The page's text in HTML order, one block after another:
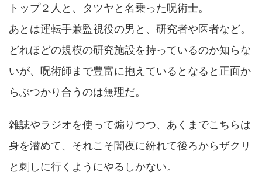
トップ２人と、タツヤと名乗った呪術士。
あとは運転手兼監視役の男と、研究者や医者など。
どれほどの規模の研究施設を持っているのか知らな
いが、呪術師まで豊富に抱えているとなると正面か
らぶつかり合うのは無理だ。
雑誌やラジオを使って煽りつつ、あくまでこちらは
身を潜めて、それこそ闇夜に紛れて後ろからザクリ
と刺しに行くようにやるしかない。